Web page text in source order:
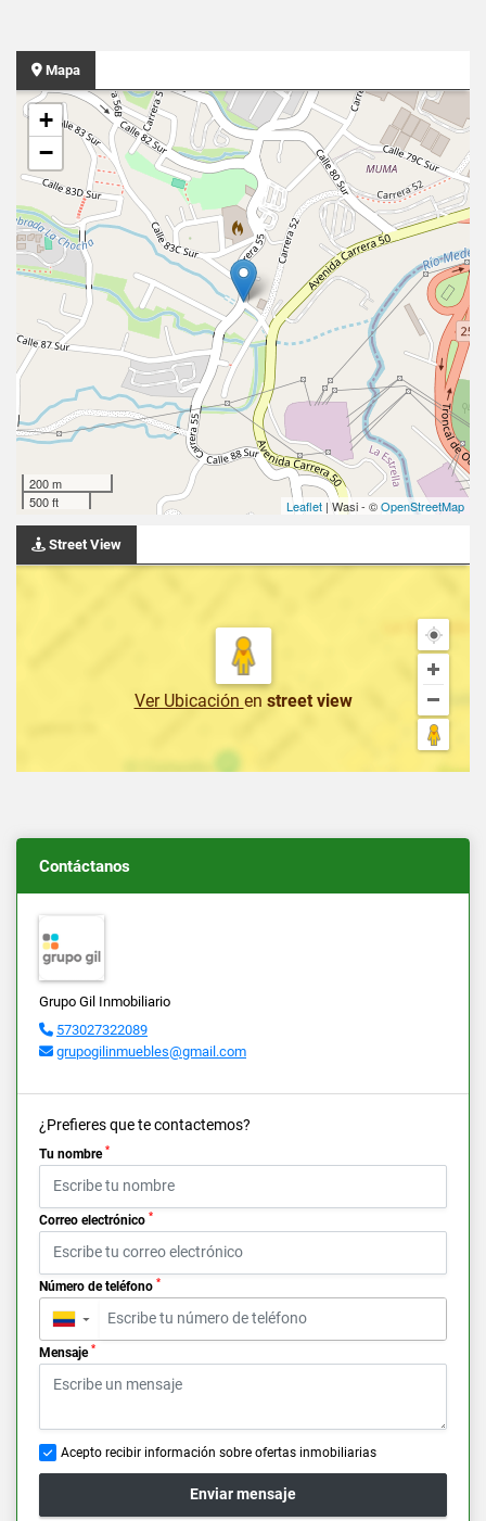
Mapa
+
−
200 m
500 ft
Leaflet | Wasi - ©OpenStreetMap
Street View
Ver Ubicación en street view
Contáctanos
Grupo Gil Inmobiliario
573027322089
grupogilinmuebles@gmail.com
¿Prefieres que te contactemos?
Tu nombre *
Correo electrónico *
Número de teléfono *
▼
Mensaje *
Acepto recibir información sobre ofertas inmobiliarias
Enviar mensaje